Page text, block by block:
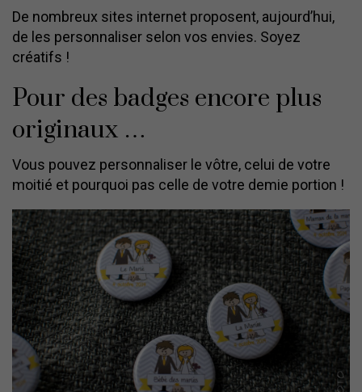
De nombreux sites internet proposent, aujourd’hui,
de les personnaliser selon vos envies. Soyez
créatifs !
Pour des badges encore plus
originaux …
Vous pouvez personnaliser le vôtre, celui de votre
moitié et pourquoi pas celle de votre demie portion !